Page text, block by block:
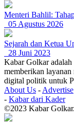
Menteri Bahlil:
05 Agustus 2026
Sejarah dan Ketua
28 Juni 2023
Kabar Golkar
memberikan
digital politik untuk
About Us - Advertise
- Kabar dari Kader
©2023 Kabar